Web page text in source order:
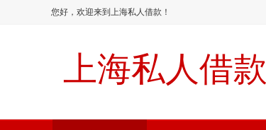
您好，欢迎来到上海私人借款！
上海私人借款